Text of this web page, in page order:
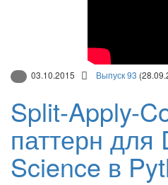
03.10.2015 Выпуск 93
Split-Apply-
паттерн для
Science в